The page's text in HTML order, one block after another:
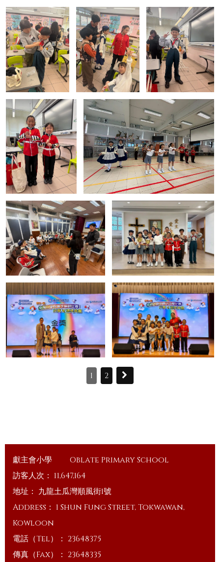
1 2
獻主會小學
Oblate Primary School
訪客人次： 11,647,164
地址： 九龍土瓜灣順風街1號
Address： 1 Shun Fung Street, Tokwawan,
Kowloon
電話（Tel）： 23648375
傳真（Fax）： 23648335